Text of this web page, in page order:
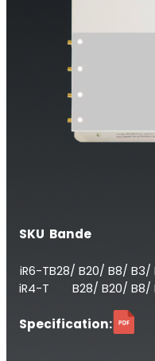
Operatore
SKU
iR6-T
iR4-T
Bande
B28/ B20/ B8/ B3/
B28/ B20/ B8/
Specification: